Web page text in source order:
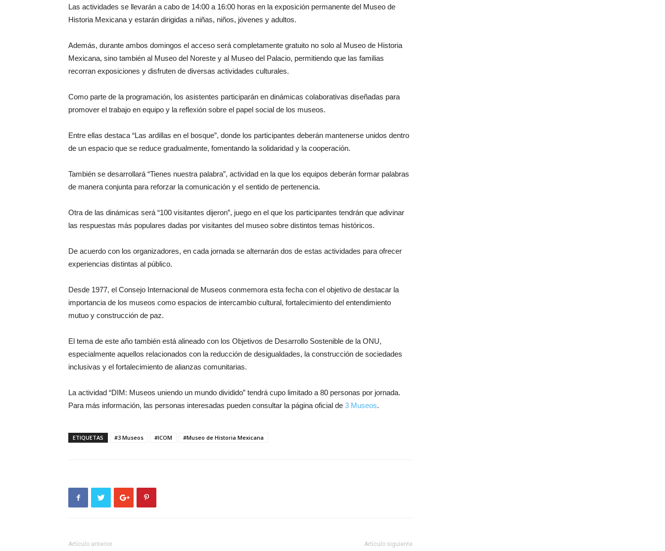
Las actividades se llevarán a cabo de 14:00 a 16:00 horas en la exposición permanente del Museo de
Historia Mexicana y estarán dirigidas a niñas, niños, jóvenes y adultos.
Además, durante ambos domingos el acceso será completamente gratuito no solo al Museo de Historia
Mexicana, sino también al Museo del Noreste y al Museo del Palacio, permitiendo que las familias
recorran exposiciones y disfruten de diversas actividades culturales.
Como parte de la programación, los asistentes participarán en dinámicas colaborativas diseñadas para
promover el trabajo en equipo y la reflexión sobre el papel social de los museos.
Entre ellas destaca “Las ardillas en el bosque”, donde los participantes deberán mantenerse unidos dentro
de un espacio que se reduce gradualmente, fomentando la solidaridad y la cooperación.
También se desarrollará “Tienes nuestra palabra”, actividad en la que los equipos deberán formar palabras
de manera conjunta para reforzar la comunicación y el sentido de pertenencia.
Otra de las dinámicas será “100 visitantes dijeron”, juego en el que los participantes tendrán que adivinar
las respuestas más populares dadas por visitantes del museo sobre distintos temas históricos.
De acuerdo con los organizadores, en cada jornada se alternarán dos de estas actividades para ofrecer
experiencias distintas al público.
Desde 1977, el Consejo Internacional de Museos conmemora esta fecha con el objetivo de destacar la
importancia de los museos como espacios de intercambio cultural, fortalecimiento del entendimiento
mutuo y construcción de paz.
El tema de este año también está alineado con los Objetivos de Desarrollo Sostenible de la ONU,
especialmente aquellos relacionados con la reducción de desigualdades, la construcción de sociedades
inclusivas y el fortalecimiento de alianzas comunitarias.
La actividad “DIM: Museos uniendo un mundo dividido” tendrá cupo limitado a 80 personas por jornada.
Para más información, las personas interesadas pueden consultar la página oficial de 3 Museos.
ETIQUETAS #3 Museos #ICOM #Museo de Historia Mexicana
Artículo anterior Artículo siguiente